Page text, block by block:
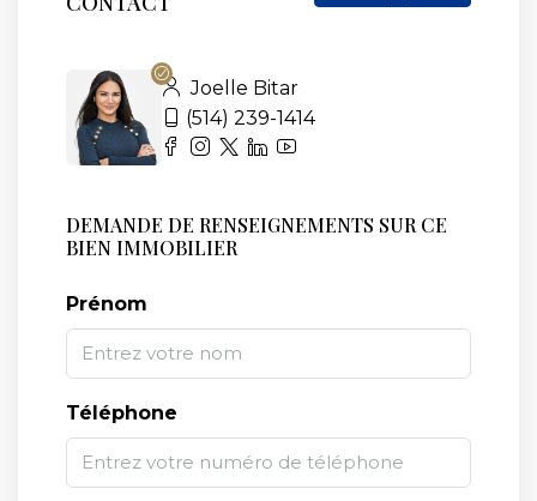
Joelle Bitar
(514) 239-1414
DEMANDE DE RENSEIGNEMENTS SUR CE
BIEN IMMOBILIER
Prénom
Téléphone